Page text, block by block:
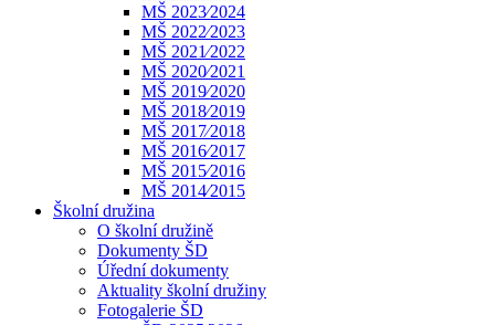
MŠ 2023⁄2024
MŠ 2022⁄2023
MŠ 2021⁄2022
MŠ 2020⁄2021
MŠ 2019⁄2020
MŠ 2018⁄2019
MŠ 2017⁄2018
MŠ 2016⁄2017
MŠ 2015⁄2016
MŠ 2014⁄2015
Školní družina
O školní družině
Dokumenty ŠD
Úřední dokumenty
Aktuality školní družiny
Fotogalerie ŠD